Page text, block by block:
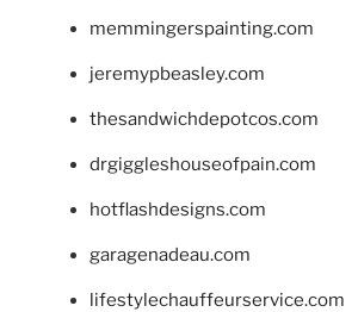
memmingerspainting.com
jeremypbeasley.com
thesandwichdepotcos.com
drgiggleshouseofpain.com
hotflashdesigns.com
garagenadeau.com
lifestylechauffeurservice.com